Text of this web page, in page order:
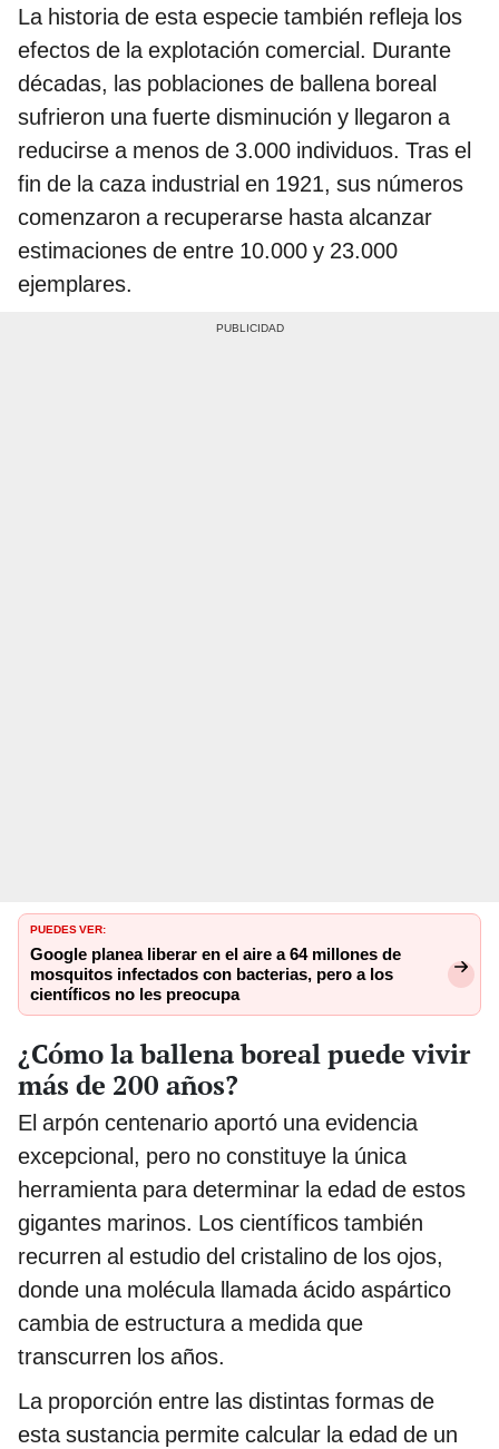
La historia de esta especie también refleja los
efectos de la explotación comercial. Durante
décadas, las poblaciones de ballena boreal
sufrieron una fuerte disminución y llegaron a
reducirse a menos de 3.000 individuos. Tras el
fin de la caza industrial en 1921, sus números
comenzaron a recuperarse hasta alcanzar
estimaciones de entre 10.000 y 23.000
ejemplares.
PUEDES VER:
Google planea liberar en el aire a 64 millones de
mosquitos infectados con bacterias, pero a los
científicos no les preocupa
¿Cómo la ballena boreal puede vivir
más de 200 años?
El arpón centenario aportó una evidencia
excepcional, pero no constituye la única
herramienta para determinar la edad de estos
gigantes marinos. Los científicos también
recurren al estudio del cristalino de los ojos,
donde una molécula llamada ácido aspártico
cambia de estructura a medida que
transcurren los años.
La proporción entre las distintas formas de
esta sustancia permite calcular la edad de un